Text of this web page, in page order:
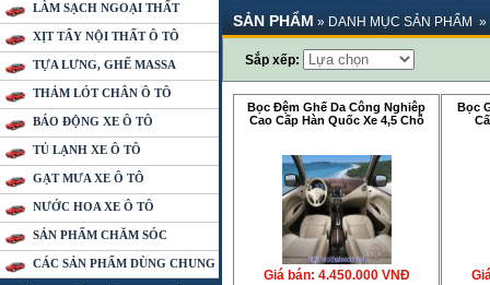
LÀM SẠCH NGOẠI THẤT
XỊT TẨY NỘI THẤT Ô TÔ
TỰA LƯNG, GHẾ MASSA
THẢM LÓT CHÂN Ô TÔ
BÁO ĐỘNG XE Ô TÔ
TỦ LẠNH XE Ô TÔ
GẠT MƯA XE Ô TÔ
NƯỚC HOA XE Ô TÔ
SẢN PHẨM CHĂM SÓC
CÁC SẢN PHẨM DÙNG CHUNG
SẢN PHẨM » DANH MỤC SẢN PHẨM »
Sắp xếp:
Bọc Đệm Ghế Da Công Nghiêp
Cao Cấp Hàn Quốc Xe 4,5 Chỗ
Giá bán: 4.450.000 VNÐ
Bọc